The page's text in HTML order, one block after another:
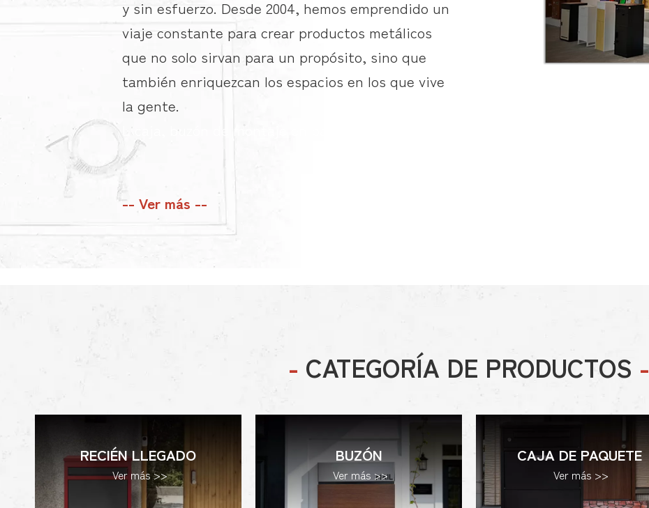
y sin esfuerzo. Desde 2004, hemos emprendido un
viaje constante para crear productos metálicos
que no solo sirvan para un propósito, sino que
también enriquezcan los espacios en los que vive
la gente.
L caja, buzón de montaje en pared
-- Ver más --
- CATEGORÍA DE PRODUCTOS -
RECIÉN LLEGADO
Ver más >>
BUZÓN
Ver más >>
CAJA DE PAQUETE
Ver más >>